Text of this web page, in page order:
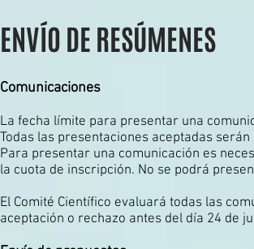
ENVÍO DE RESÚMENES
Comunicaciones
La fecha límite para presentar una
Todas las presentaciones aceptadas
Para presentar una comunicación es
la cuota de inscripción. No se podrá
El Comité Científico evaluará todas las
aceptación o rechazo antes del día 24 de